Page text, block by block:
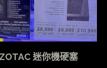
迷你機硬塞